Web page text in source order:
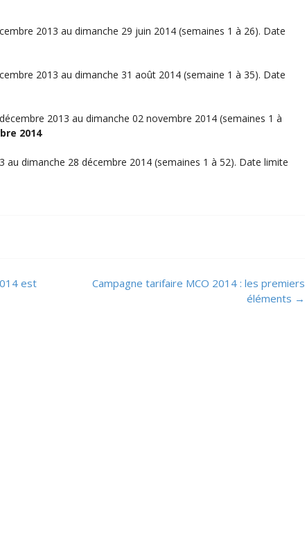
2013 au dimanche 29 juin 2014 (semaines 1 à 26). Date
2013 au dimanche 31 août 2014 (semaine 1 à 35). Date
2013 au dimanche 02 novembre 2014 (semaines 1 à
2014
au dimanche 28 décembre 2014 (semaines 1 à 52). Date limite
est
Campagne tarifaire MCO 2014 : les premiers
éléments →